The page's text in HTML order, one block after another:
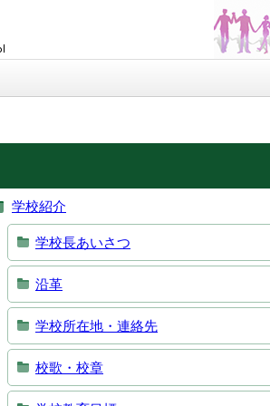
学校紹介
学校長あいさつ
沿革
学校所在地・連絡先
校歌・校章